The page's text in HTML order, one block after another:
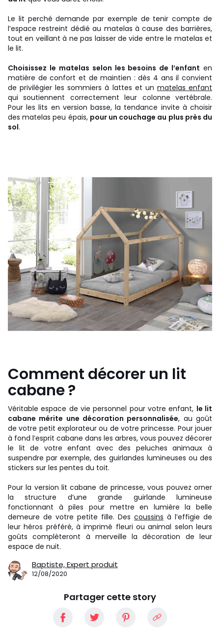
Le lit perché demande par exemple de tenir compte de
l’espace restreint dédié au matelas à cause des barrières,
tout en veillant à ne pas laisser de vide entre le matelas et
le lit.
Choisissez le matelas selon les besoins de l’enfant en
matière de confort et de maintien : dès 4 ans il convient
de privilégier les sommiers à lattes et un matelas enfant
qui soutiennent correctement leur colonne vertébrale.
Pour les lits en version basse, la tendance invite à choisir
des matelas peu épais, pour un couchage au plus près du
sol.
Comment décorer un lit
cabane ?
Véritable espace de vie personnel pour votre enfant, le lit
cabane mérite une décoration personnalisée, au goût
de votre petit explorateur ou de votre princesse. Pour jouer
à fond l’esprit cabane dans les arbres, vous pouvez décorer
le lit de votre enfant avec des peluches animaux à
suspendre par exemple, des guirlandes lumineuses ou des
stickers sur les pentes du toit.
Pour la version lit cabane de princesse, vous pouvez orner
la structure d’une grande guirlande lumineuse
fonctionnant à piles pour mettre en lumière la belle
demeure de votre petite fille. Des coussins à l’effigie de
leur héros préféré, à imprimé fleuri ou animal selon leurs
goûts complèteront à merveille la décoration de leur
espace de nuit.
Baptiste,Expert produit
12/08/2020
Partager cette story